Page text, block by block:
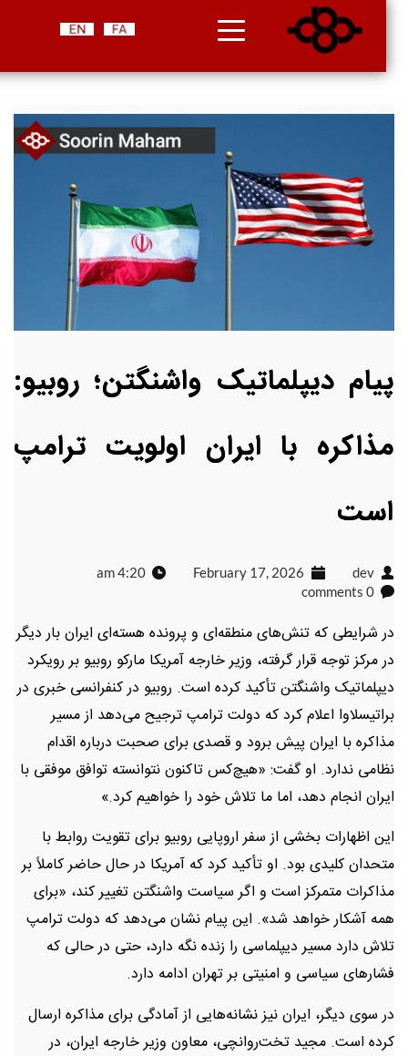
پیام دیپلماتیک واشنگتن؛ روبیو:
مذاکره با ایران اولویت ترامپ
است
dev
February 17, 2026
4:20 am
0 comments
در شرایطی که تنش‌های منطقه‌ای و پرونده هسته‌ای ایران بار دیگر
در مرکز توجه قرار گرفته، وزیر خارجه آمریکا مارکو روبیو بر رویکرد
دیپلماتیک واشنگتن تأکید کرده است. روبیو در کنفرانسی خبری در
براتیسلاوا اعلام کرد که دولت ترامپ ترجیح می‌دهد از مسیر
مذاکره با ایران پیش برود و قصدی برای صحبت درباره اقدام
نظامی ندارد. او گفت: «هیچ‌کس تاکنون نتوانسته توافق موفقی با
ایران انجام دهد، اما ما تلاش خود را خواهیم کرد.»
این اظهارات بخشی از سفر اروپایی روبیو برای تقویت روابط با
متحدان کلیدی بود. او تأکید کرد که آمریکا در حال حاضر کاملاً بر
مذاکرات متمرکز است و اگر سیاست واشنگتن تغییر کند، «برای
همه آشکار خواهد شد». این پیام نشان می‌دهد که دولت ترامپ
تلاش دارد مسیر دیپلماسی را زنده نگه دارد، حتی در حالی که
فشارهای سیاسی و امنیتی بر تهران ادامه دارد.
در سوی دیگر، ایران نیز نشانه‌هایی از آمادگی برای مذاکره ارسال
کرده است. مجید تخت‌روانچی، معاون وزیر خارجه ایران، در